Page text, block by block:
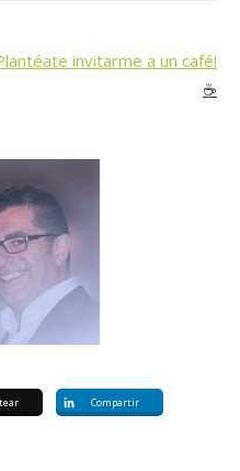
invitarme a un café!
☕️
Compartir